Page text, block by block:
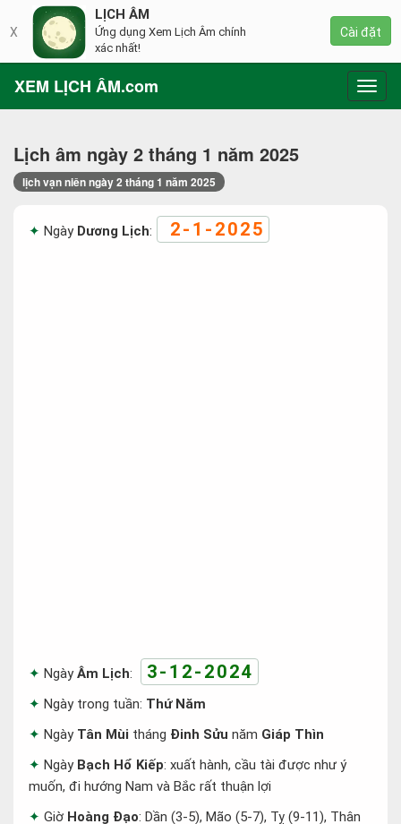
XEM LỊCH ÂM.com
Lịch âm ngày 2 tháng 1 năm 2025
lịch vạn niên ngày 2 tháng 1 năm 2025
Ngày Dương Lịch: 2-1-2025
NgàyÂm Lịch: 3-12-2024
Ngày trong tuần: Thứ Năm
Ngày Tân Mùi tháng Đinh Sửu năm Giáp Thìn
Ngày Bạch Hổ Kiếp: xuất hành, cầu tài được như ý
muốn, đi hướng Nam và Bắc rất thuận lợi
Giờ Hoàng Đạo: Dần (3-5), Mão (5-7), Tỵ (9-11), Thân
X
LỊCH ÂM
Ứng dụng Xem Lịch Âm chính
xác nhất!
Cài đặt